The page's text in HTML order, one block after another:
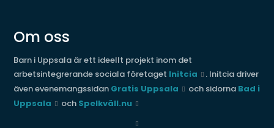
Om oss
Barn i Uppsala är ett ideellt projekt inom det
arbetsintegrerande sociala företaget Initcia
. Initcia driver
även evenemangssidan Gratis Uppsala och sidorna Bad i
Uppsala
och Spelkväll.nu